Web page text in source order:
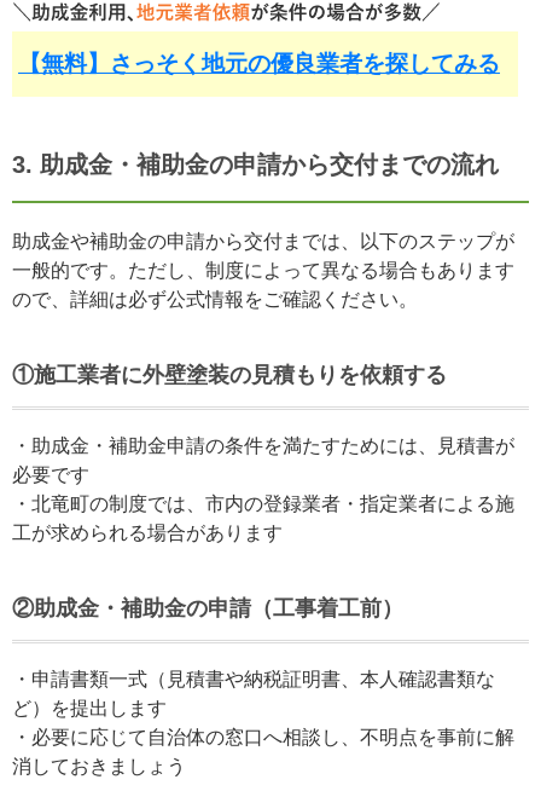
【無料】さっそく地元の優良業者を探してみる
3. 助成金・補助金の申請から交付までの流れ
助成金や補助金の申請から交付までは、以下のステップが
一般的です。ただし、制度によって異なる場合もあります
ので、詳細は必ず公式情報をご確認ください。
①施工業者に外壁塗装の見積もりを依頼する
・助成金・補助金申請の条件を満たすためには、見積書が
必要です
・北竜町の制度では、市内の登録業者・指定業者による施
工が求められる場合があります
②助成金・補助金の申請（工事着工前）
・申請書類一式（見積書や納税証明書、本人確認書類な
ど）を提出します
・必要に応じて自治体の窓口へ相談し、不明点を事前に解
消しておきましょう